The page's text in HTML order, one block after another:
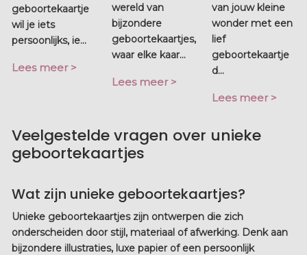
geboortekaartje
wil je iets
persoonlijks, ie...
Lees meer >
wereld van
bijzondere
geboortekaartjes,
waar elke kaar...
Lees meer >
van jouw kleine
wonder met een
lief
geboortekaartje
d...
Lees meer >
Veelgestelde vragen over unieke
geboortekaartjes
Wat zijn unieke geboortekaartjes?
Unieke geboortekaartjes zijn ontwerpen die zich
onderscheiden door stijl, materiaal of afwerking. Denk aan
bijzondere illustraties, luxe papier of een persoonlijk